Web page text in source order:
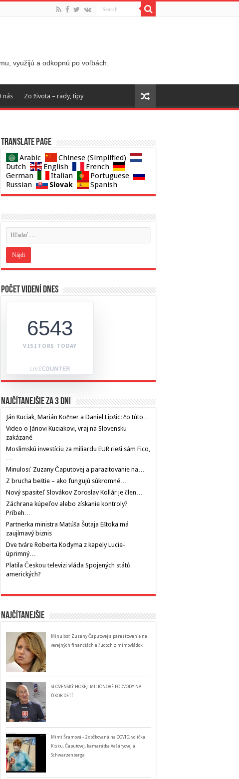
využijú a odkopnú po voľbách.
nás Zo života – rady, tipy
Translate page
Arabic
Chinese (Simplified)
Dutch
English
French
German
Italian
Portuguese
Russian
Slovak Spanish
Počet videní dnes
6543
VISITORS TODAY
Najčítanejšie za 3 dni
Ján Kuciak, Marián Kočner a Daniel Lipšic: čo túto…
Video o Jánovi Kuciakovi, vraj na Slovensku
zakázané
Moslimskú investíciu za miliardu EUR rieši sám Fico,
…
Minulosť Zuzany Čaputovej a parazitovanie na…
Z brucha beštie – ako fungujú súkromné…
Nový spasiteľ Slovákov Zoroslav Kollár je člen…
Záchrana kúpeľov alebo získanie kontroly?
Príbeh…
Partnerka ministra Matúša Šutaja Eštoka má
zaujímavý biznis
Dve tváre Roberta Kodyma z kapely Lucie-
úprimný…
Platila Českou televizi vláda Spojených států
amerických?
Najčítanejšie
Minulosť Zuzany Čaputovej a parazitovanie na
verejných financiách a ľudoch z mimovládok
SLOVENSKÝ HOKEJ: MILIÓNOVÉ PODVODY NA
ÚKOR DETÍ
Mimi Šramová – 2x očkovaná na COVID, volička
Kisku, Čaputovej, kamarátka Vašáryovej a
Schwarzenberga